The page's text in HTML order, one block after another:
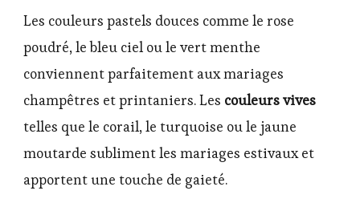
Les couleurs pastels douces comme le rose
poudré, le bleu ciel ou le vert menthe
conviennent parfaitement aux mariages
champêtres et printaniers. Les couleurs vives
telles que le corail, le turquoise ou le jaune
moutarde subliment les mariages estivaux et
apportent une touche de gaieté.